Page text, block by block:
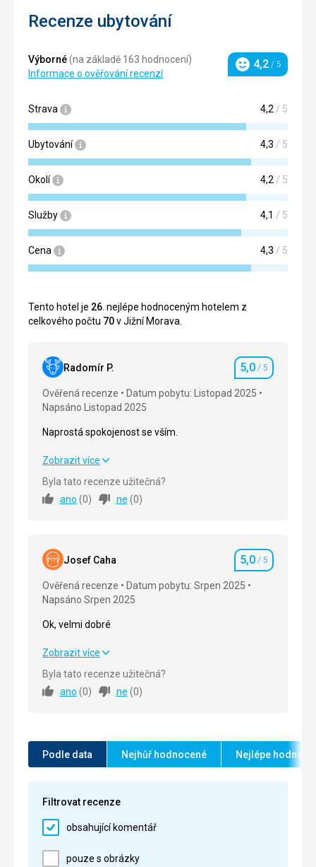
Recenze ubytování
Výborné(na základě 163 hodnocení)
Informace o ověřování recenzí
Hodnocení
4,2 / 5
Strava 4,2 / 5
Ubytování 4,3 / 5
Okolí 4,2 / 5
Služby 4,1 / 5
Cena 4,3 / 5
Tento hotel je 26 . nejlépe hodnoceným hotelem z
celkového počtu 70v Jižní Morava.
Radomír P. Hodnocení
5,0 / 5
Ověřená recenze
Datum pobytu: Listopad 2025
Napsáno Listopad 2025
Naprostá spokojenost se vším.
Naprostá spokojenost se vším.
Strava
Služby 5,0/ 5
Cena
Zobrazit více
Byla tato recenze užitečná?
ano (0) ne (0)
Josef Caha Hodnocení
5,0 / 5
Ověřená recenze
Datum pobytu: Srpen 2025
Napsáno Srpen 2025
Ok, velmi dobré
Ok, velmi dobré
Strava
Služby 5,0/ 5
Pláž
U hotelu se nenacházela.
Zobrazit více
Byla tato recenze užitečná?
ano (0) ne (0)
Podle data Nejhůř hodnocené Nejlépe
Filtrovat recenze
obsahující komentář
pouze s obrázky